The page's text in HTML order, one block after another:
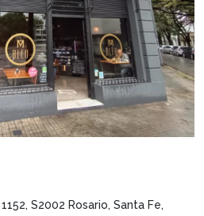
S2002 Rosario, Santa Fe,